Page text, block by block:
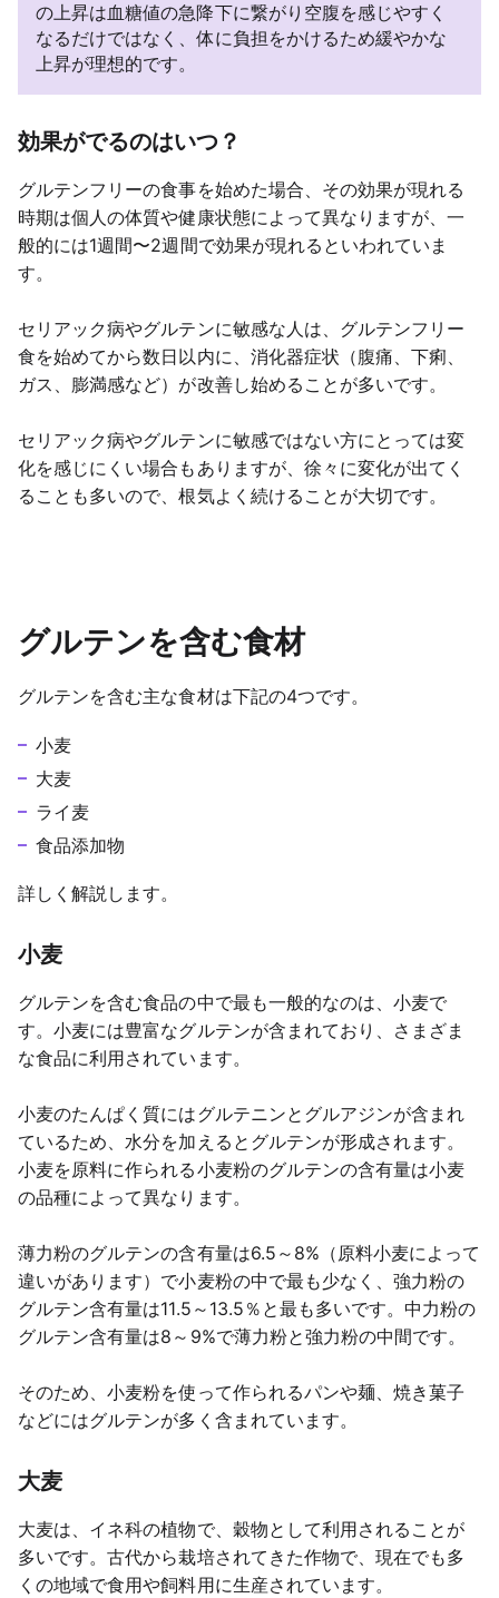
の上昇は血糖値の急降下に繋がり空腹を感じやすく
なるだけではなく、体に負担をかけるため緩やかな
上昇が理想的です。
効果がでるのはいつ？
グルテンフリーの食事を始めた場合、その効果が現れる
時期は個人の体質や健康状態によって異なりますが、一
般的には1週間〜2週間で効果が現れるといわれていま
す。
セリアック病やグルテンに敏感な人は、グルテンフリー
食を始めてから数日以内に、消化器症状（腹痛、下痢、
ガス、膨満感など）が改善し始めることが多いです。
セリアック病やグルテンに敏感ではない方にとっては変
化を感じにくい場合もありますが、徐々に変化が出てく
ることも多いので、根気よく続けることが大切です。
グルテンを含む食材
グルテンを含む主な食材は下記の4つです。
小麦
大麦
ライ麦
食品添加物
詳しく解説します。
小麦
グルテンを含む食品の中で最も一般的なのは、小麦で
す。小麦には豊富なグルテンが含まれており、さまざま
な食品に利用されています。
小麦のたんぱく質にはグルテニンとグルアジンが含まれ
ているため、水分を加えるとグルテンが形成されます。
小麦を原料に作られる小麦粉のグルテンの含有量は小麦
の品種によって異なります。
薄力粉のグルテンの含有量は6.5～8%（原料小麦によって
違いがあります）で小麦粉の中で最も少なく、強力粉の
グルテン含有量は11.5～13.5％と最も多いです。中力粉の
グルテン含有量は8～9%で薄力粉と強力粉の中間です。
そのため、小麦粉を使って作られるパンや麺、焼き菓子
などにはグルテンが多く含まれています。
大麦
大麦は、イネ科の植物で、穀物として利用されることが
多いです。古代から栽培されてきた作物で、現在でも多
くの地域で食用や飼料用に生産されています。